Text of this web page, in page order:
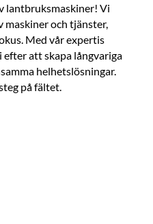
lantbruksmaskiner! Vi
och tjänster,
Med vår expertis
efter att skapa långvariga
helhetslösningar.
på fältet.